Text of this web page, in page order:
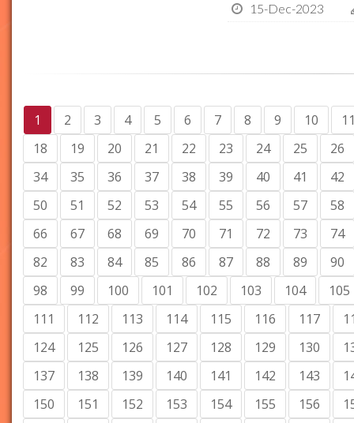
15-Dec-2023
1 2 3 4 5 6 7 8 9 10
18
19 20 21 22 23 24 25
26
34
35 36 37 38 39 40 41
42
50
51 52 53 54 55 56 57
58
66
67 68 69 70 71 72 73
74
82
83 84 85 86 87 88 89
90
98
99 100 101 102 103 104
105
111
112 113 114 115 116 117
124
125 126 127 128 129 130
137
138 139 140 141 142 143
150
151 152 153 154 155 156